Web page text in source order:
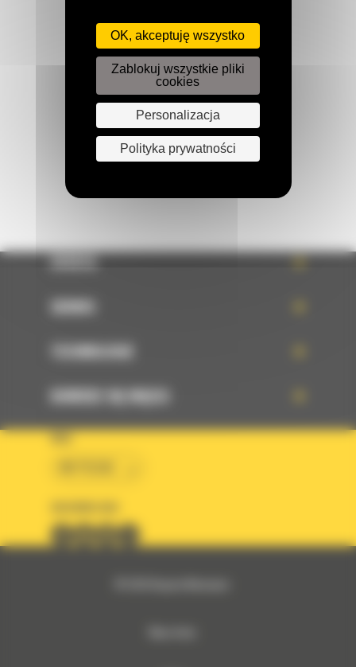
Zadzwoń do nas
122 100 122
Napisz do nas
WYŚLIJ WIADOMOŚĆ
OFERTA
SERWIS
TECHNOLOGIE
DOWIEDZ SIĘ WIĘCEJ
KRAJ
OK, akceptuję wszystko
Zablokuj wszystkie pliki
cookies
Personalizacja
Polityka prywatności